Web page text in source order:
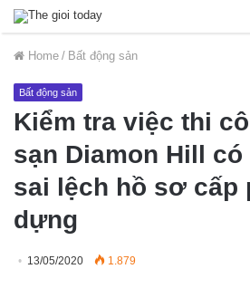
Home / Bất động sản
Bất động sản
Kiểm tra việc thi
sạn Diamon Hill có
sai lệch hồ sơ cấp
dựng
13/05/2020 1.879